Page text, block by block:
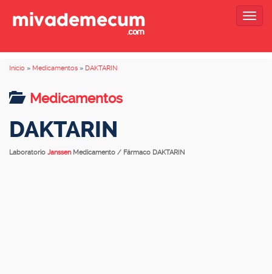
Inicio » Medicamentos » DAKTARIN
Medicamentos
DAKTARIN
Laboratorio Janssen Medicamento / Fármaco DAKTARIN